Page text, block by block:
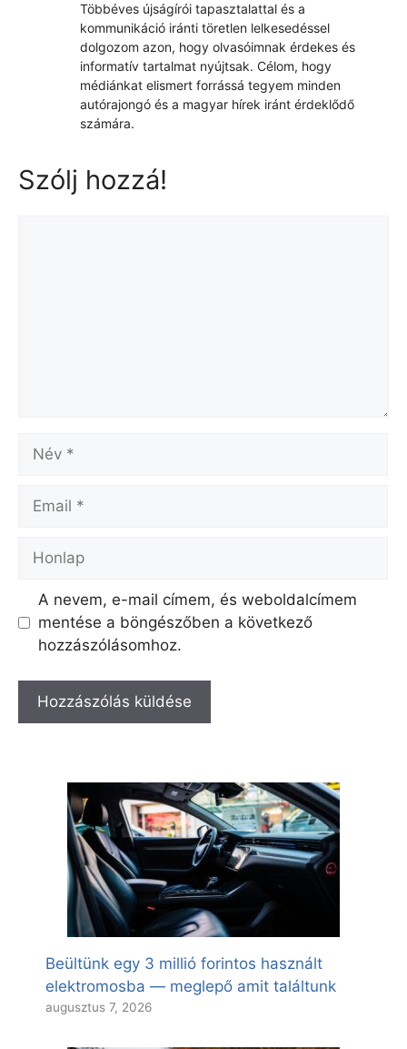
Többéves újságírói tapasztalattal és a
kommunikáció iránti töretlen lelkesedéssel
dolgozom azon, hogy olvasóimnak érdekes és
informatív tartalmat nyújtsak. Célom, hogy
médiánkat elismert forrássá tegyem minden
autórajongó és a magyar hírek iránt érdeklődő
számára.
Szólj hozzá!
Név
Email
Honlap
A nevem, e-mail címem, és weboldalcímem
mentése a böngészőben a következő
hozzászólásomhoz.
Beültünk egy 3 millió forintos használt
elektromosba — meglepő amit találtunk
augusztus 7, 2026